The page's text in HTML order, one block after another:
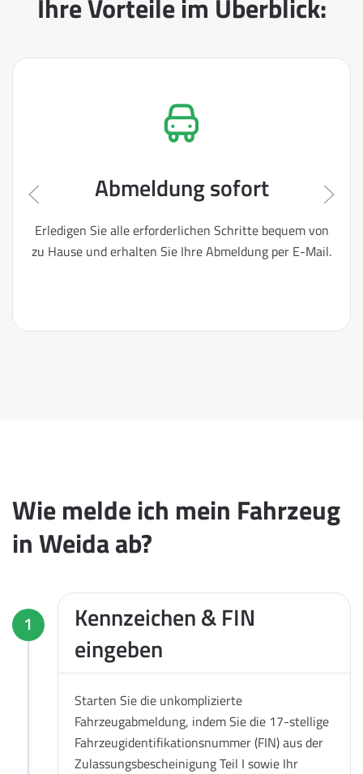
Ihre Vorteile im Überblick:
Abmeldung sofort
Erledigen Sie alle erforderlichen Schritte bequem von
zu Hause und erhalten Sie Ihre Abmeldung per E-Mail.
Wie melde ich mein Fahrzeug
in Weida ab?
1
Kennzeichen & FIN
eingeben
Starten Sie die unkomplizierte
Fahrzeugabmeldung, indem Sie die 17-stellige
Fahrzeugidentifikationsnummer (FIN) aus der
Zulassungsbescheinigung Teil I sowie Ihr